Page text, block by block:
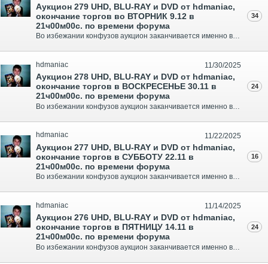
Аукцион 279 UHD, BLU-RAY и DVD от hdmaniac,
окончание торгов во ВТОРНИК 9.12 в
21ч00м00с. по времени форума
Во избежании конфузов аукцион заканчивается именно в то время что указано по ФОРУМУ по Москве, ни секундой больше. Запечатанные издания помечены с пометкой об этом. Спасибо за понимание, отправка в регионы за счёт покупателя... Минимальный Шаг 50 руб... Оплата выигранного лота в течении 3-х дне..
34
11/30/2025
hdmaniac
Аукцион 278 UHD, BLU-RAY и DVD от hdmaniac,
окончание торгов в ВОСКРЕСЕНЬЕ 30.11 в
21ч00м00с. по времени форума
24
11/22/2025
hdmaniac
Аукцион 277 UHD, BLU-RAY и DVD от hdmaniac,
окончание торгов в СУББОТУ 22.11 в
21ч00м00с. по времени форума
Во избежании конфузов аукцион заканчивается именно в то время что указано по ФОРУМУ по Москве, ни секундой больше. Запечатанные издания помечены с пометкой об этом. Спасибо за понимание, отправка в регионы за счёт покупателя... Минимальный Шаг 50 руб... Оплата выигранного лота в течении 3-х дне..
16
11/14/2025
hdmaniac
Аукцион 276 UHD, BLU-RAY и DVD от hdmaniac,
окончание торгов в ПЯТНИЦУ 14.11 в
21ч00м00с. по времени форума
24